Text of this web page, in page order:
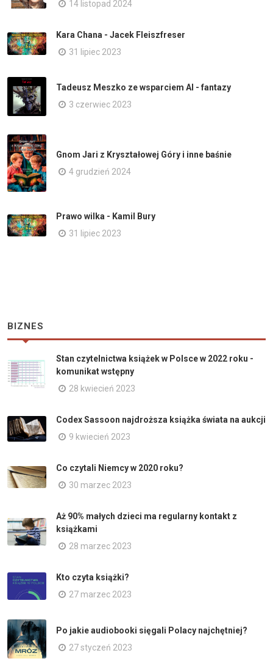
14 listopad 2024
Kara Chana - Jacek Fleiszfreser
31 lipiec 2023
Tadeusz Meszko ze wsparciem AI - fantazy
3 czerwiec 2023
Gnom Jari z Kryształowej Góry i inne baśnie
4 grudzień 2024
Prawo wilka - Kamil Bury
31 lipiec 2023
BIZNES
Stan czytelnictwa książek w Polsce w 2022 roku -
komunikat wstępny
28 kwiecień 2023
Codex Sassoon najdroższa książka świata na aukcji
9 kwiecień 2023
Co czytali Niemcy w 2020 roku?
30 marzec 2023
Aż 90% małych dzieci ma regularny kontakt z
książkami
28 marzec 2023
Kto czyta książki?
27 marzec 2023
Po jakie audiobooki sięgali Polacy najchętniej?
27 styczeń 2023